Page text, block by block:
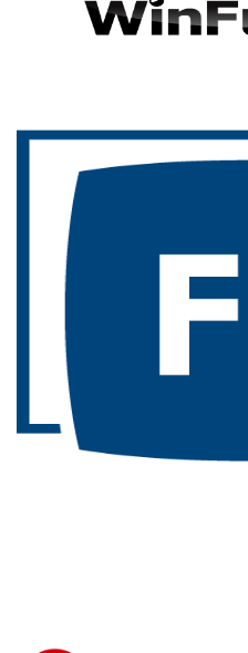
F7
Neben fertigen
Konzeption-Layout-
Spezialisten von F7 auch
Newsletter-
Entwicklungen sowie
zur